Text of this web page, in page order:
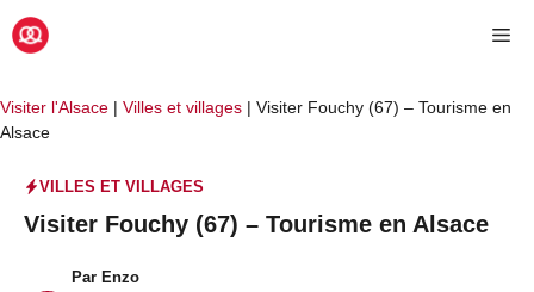
Aller
au
Visiter l'Alsace | Villes et villages | Visiter Fouchy (67) – Tourisme en
Alsace
VILLES ET VILLAGES
Visiter Fouchy (67) – Tourisme en Alsace
Par Enzo